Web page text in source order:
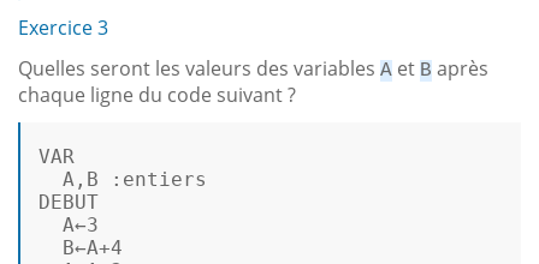
Exercice 3
Quelles seront les valeurs des variables A et B après
chaque ligne du code suivant ?
VAR
A , B : entiers
DEBUT
A←3
B←A+4